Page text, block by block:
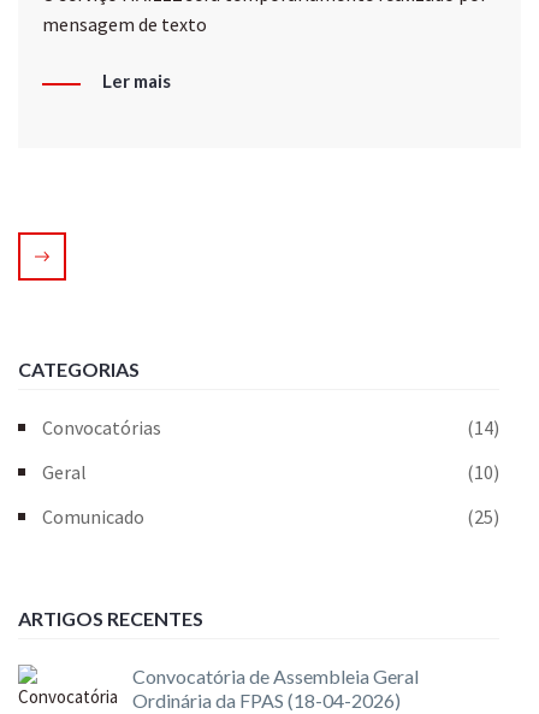
mensagem de texto
Ler mais
CATEGORIAS
Convocatórias
(14)
Geral
(10)
Comunicado
(25)
ARTIGOS RECENTES
Convocatória de Assembleia Geral
Ordinária da FPAS (18-04-2026)